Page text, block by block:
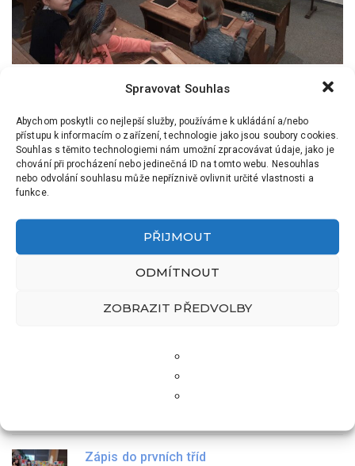
Spravovat Souhlas
Abychom poskytli co nejlepší služby, používáme k ukládání a/nebo
přístupu k informacím o zařízení, technologie jako jsou soubory cookies.
Souhlas s těmito technologiemi nám umožní zpracovávat údaje, jako je
chování při procházení nebo jedinečná ID na tomto webu. Nesouhlas
nebo odvolání souhlasu může nepříznivě ovlivnit určité vlastnosti a
funkce.
PŘIJMOUT
ODMÍTNOUT
ZOBRAZIT PŘEDVOLBY
PŘEDCHOZÍ
PODZIMNÍ TVORBA VE 2.A ZÁŘÍ V 1.B
Sportovní turnaj v ZŠ Hrádek
Zápis do prvních tříd